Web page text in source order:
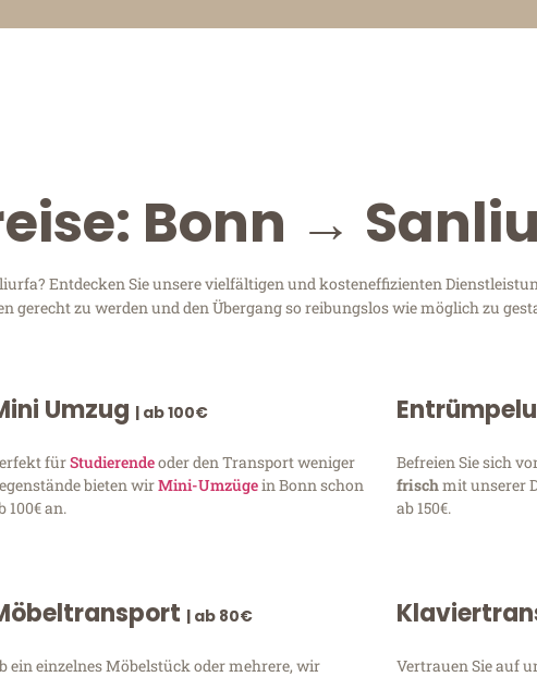
Bonn →
Entdecken Sie unsere vielfältigen und kosteneffizienten
gerecht zu werden und den Übergang so reibungslos wie möglich zu
Umzug | ab 100€
fürStudierendeoder den Transport weniger
bieten wirMini-Umzügein Bonn schon
100€ an.
Befreien Sie sich
frischmit unserer
ab 150€.
| ab 80€
ein einzelnes Möbelstück oder mehrere, wir
Vertrauen Sie auf